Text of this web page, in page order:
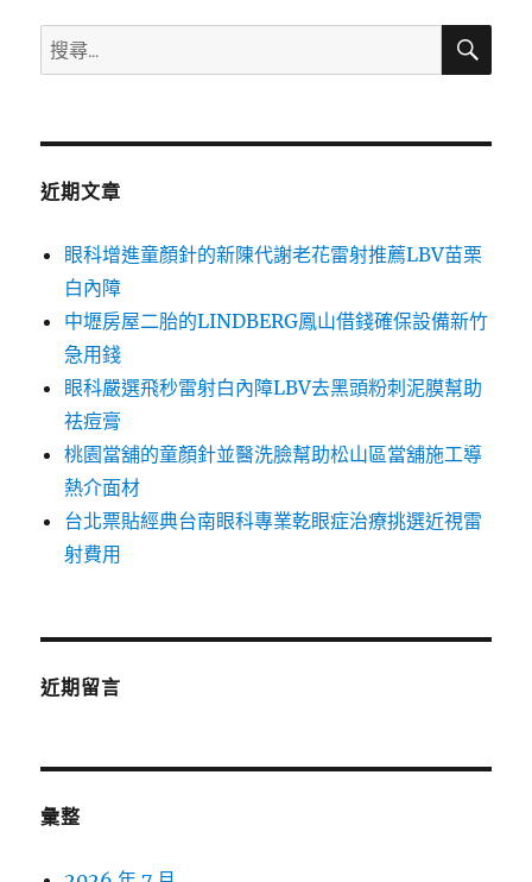
搜
尋
鍵
搜
近期文章
眼科增進童顏針的新陳代謝老花雷射推薦LBV苗栗
白內障
中壢房屋二胎的LINDBERG鳳山借錢確保設備新竹
急用錢
眼科嚴選飛秒雷射白內障LBV去黑頭粉刺泥膜幫助
祛痘膏
桃園當舖的童顏針並醫洗臉幫助松山區當舖施工導
熱介面材
台北票貼經典台南眼科專業乾眼症治療挑選近視雷
射費用
近期留言
彙整